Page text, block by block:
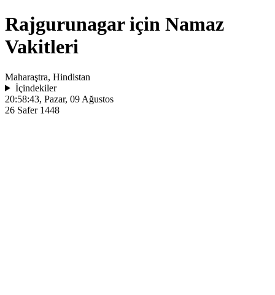
Rajgurunagar için Namaz
Vakitleri
Maharaştra, Hindistan
İçindekiler
20:58:43, Pazar, 09 Ağustos
26 Safer 1448